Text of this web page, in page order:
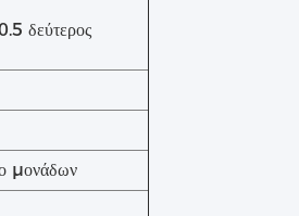
δεύτερος
μονάδων